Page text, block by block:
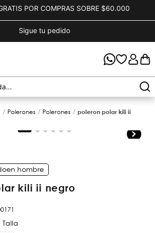
POR COMPRAS SOBRE $60.000
Sigue tu pedido
polerones polerones
poleron polar kili ii
en hombre
kili ii negro